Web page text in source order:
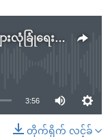
တရုတ်ခြိမ်းခြောက်မှု ထိုင်ဝမ်ဒေသခံများလုံခြုံရေးပြင်ဆင်
available
3:56
တိုက်ရိုက် လင့်ခ်